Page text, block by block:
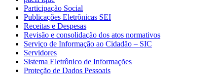
Participação Social
Publicações Eletrônicas SEI
Receitas e Despesas
Revisão e consolidação dos atos normativos
Serviço de Informação ao Cidadão – SIC
Servidores
Sistema Eletrônico de Informações
Proteção de Dados Pessoais